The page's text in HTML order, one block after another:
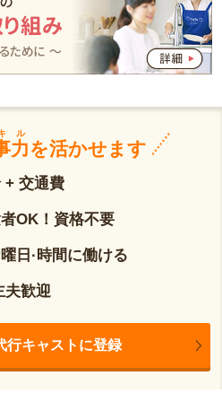
力
ル
を活かせます
+ 交通費
OK！資格不要
日·時間に働ける
夫歓迎
行キャストに登録